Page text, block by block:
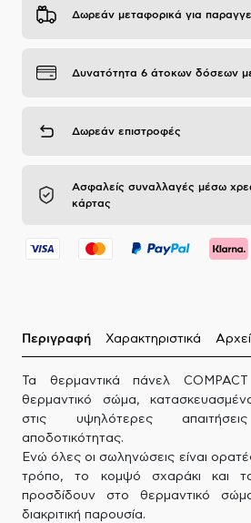
Δωρεάν μεταφορικά για
Δυνατότητα 6 άτοκων δόσεων
Δωρεάν επιστροφές
Ασφαλείς συναλλαγές μέσω
κάρτας
Περιγραφή Χαρακτηριστικά
Τα θερμαντικά πάνελ
θερμαντικό σώμα,
στις υψηλότερες
αποδοτικότητας.
Ενώ όλες οι σωληνώσεις είναι
τρόπο, το κομψό σχαράκι και
προσδίδουν στο θερμαντικό
διακριτική παρουσία.